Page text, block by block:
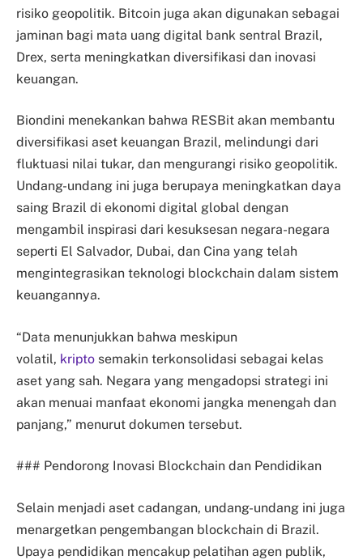
risiko geopolitik. Bitcoin juga akan digunakan sebagai
jaminan bagi mata uang digital bank sentral Brazil,
Drex, serta meningkatkan diversifikasi dan inovasi
keuangan.
Biondini menekankan bahwa RESBit akan membantu
diversifikasi aset keuangan Brazil, melindungi dari
fluktuasi nilai tukar, dan mengurangi risiko geopolitik.
Undang-undang ini juga berupaya meningkatkan daya
saing Brazil di ekonomi digital global dengan
mengambil inspirasi dari kesuksesan negara-negara
seperti El Salvador, Dubai, dan Cina yang telah
mengintegrasikan teknologi blockchain dalam sistem
keuangannya.
“Data menunjukkan bahwa meskipun
volatil, kripto semakin terkonsolidasi sebagai kelas
aset yang sah. Negara yang mengadopsi strategi ini
akan menuai manfaat ekonomi jangka menengah dan
panjang,” menurut dokumen tersebut.
### Pendorong Inovasi Blockchain dan Pendidikan
Selain menjadi aset cadangan, undang-undang ini juga
menargetkan pengembangan blockchain di Brazil.
Upaya pendidikan mencakup pelatihan agen publik,